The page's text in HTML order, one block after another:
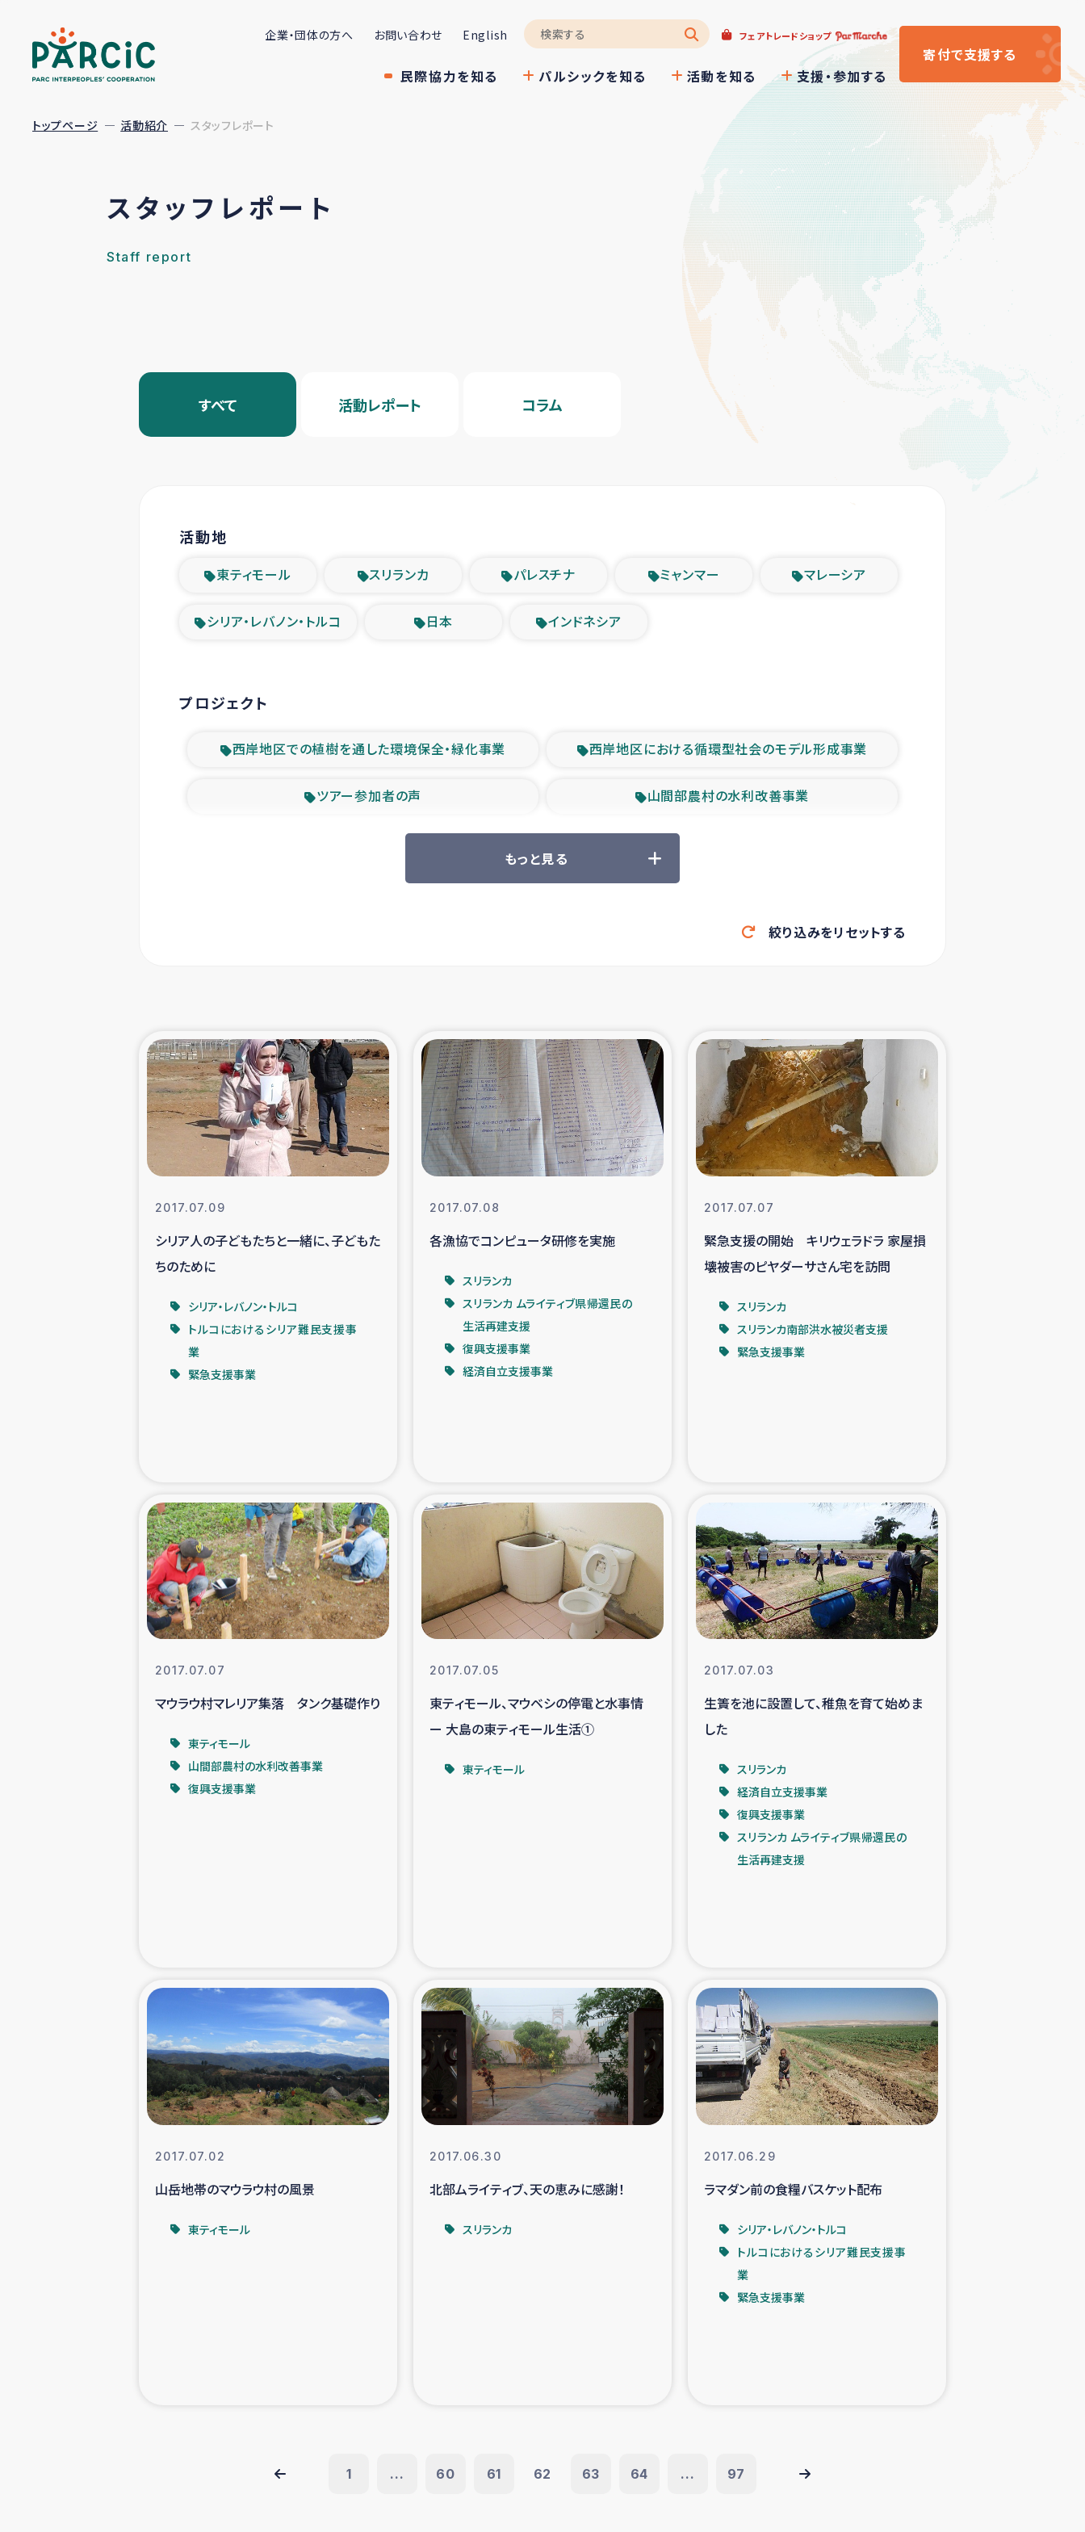
企業・団体の方へ お問い合わせ English フェアトレードショップ
民際協力を知る パルシックを知る 活動を知る 支援・参加する
寄付で支援する
トップページ 活動紹介 スタッフレポート
スタッフレポート
Staff report
すべて 活動レポート コラム
活動地
東ティモール スリランカ パレスチナ ミャンマー マレーシア
シリア・レバノン・トルコ 日本 インドネシア
プロジェクト
西岸地区での植樹を通した環境保全・緑化事業 西岸地区における循環型社会のモデル形成事業
ツアー参加者の声 山間部農村の水利改善事業
緊急救援の時代 森林保全型農業の支援事業
東ティモール豪雨緊急支援 大雨による洪水被災者支援
シリア国内避難民・帰還民の生活再建支援
スリランカ 緊急人道支援 スリランカ南部洪水被災者支援
スリランカの南北女性をつなぐサリー・リサイクル・プロジ
ェクト
復興支援事業
ガザ人道支援 令和6年能登半島地震 緊急支援
国内避難民への物資配付および教育支援
タイ国境ミャンマー移民子ども支援 漁民によるマングローブ植林活動
レバノンでのシリア難民への食糧・越冬支援
石巻市街地在宅被災者支援 復興応援隊の活動
仮設住宅生活支援・農業復興支援 漁業復興支援
インターン・ボランティア日誌 経済自立支援事業
ガザ空爆被災者への食料支援と農家生産支援
ガザ地区における羊の畜産支援 ガザ地区での公園の緑化を通じた支援事業
ガザ地区における被災住民への緊急支援
フェアトレード事業
女性の生計向上を通じた子どもの栄養改善事業
コーヒー生産者支援 アイナロ県マウベシ郡でのコーヒー畑改善事業
ベイルート大規模爆発被災者支援 女性の生計向上支援
アグロフォレストリー（カカオ）事業
もっと見る
絞り込みをリセットする
2017.07.09
シリア人の子どもたちと一緒に、子どもた
ちのために
シリア・レバノン・トルコ
トルコにおけるシリア難民支援事
業
緊急支援事業
2017.07.08
各漁協でコンピュータ研修を実施
スリランカ
スリランカ ムライティブ県帰還民の
生活再建支援
復興支援事業
経済自立支援事業
2017.07.07
緊急支援の開始 キリウェラドラ 家屋損
壊被害のピヤダーサさん宅を訪問
スリランカ
スリランカ南部洪水被災者支援
緊急支援事業
2017.07.07
マウラウ村マレリア集落 タンク基礎作り
東ティモール
山間部農村の水利改善事業
復興支援事業
2017.07.05
東ティモール、マウベシの停電と水事情
ー 大島の東ティモール生活①
東ティモール
2017.07.03
生簀を池に設置して、稚魚を育て始めま
した
スリランカ
経済自立支援事業
復興支援事業
スリランカ ムライティブ県帰還民の
生活再建支援
2017.07.02
山岳地帯のマウラウ村の風景
東ティモール
2017.06.30
北部ムライティブ、天の恵みに感謝！
スリランカ
2017.06.29
ラマダン前の食糧バスケット配布
シリア・レバノン・トルコ
トルコにおけるシリア難民支援事
業
緊急支援事業
1 ... 60 61 62 63 64 ... 97